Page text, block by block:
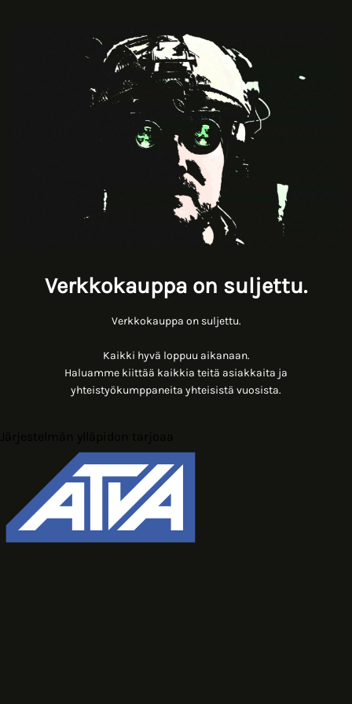
Verkkokauppa on suljettu.
Verkkokauppa on suljettu.
Kaikki hyvä loppuu aikanaan.
Haluamme kiittää kaikkia teitä asiakkaita ja
yhteistyökumppaneita yhteisistä vuosista.